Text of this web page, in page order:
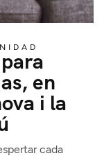
en
i la
cada